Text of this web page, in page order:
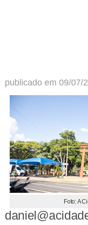
publicado em 09/07/
Foto: A